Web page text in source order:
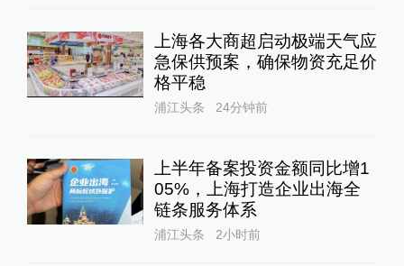
上海各大商超启动极端天气应
急保供预案，确保物资充足价
格平稳
浦江头条 24分钟前
上半年备案投资金额同比增1
05%，上海打造企业出海全
链条服务体系
浦江头条 2小时前